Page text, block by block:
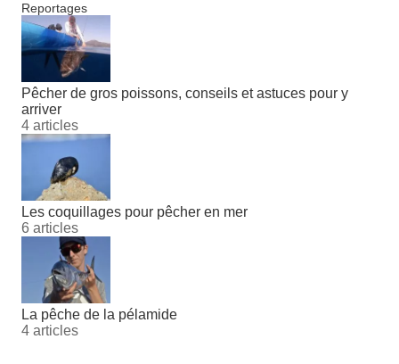
Reportages
Pêcher de gros poissons, conseils et astuces pour y
arriver
4 articles
Les coquillages pour pêcher en mer
6 articles
La pêche de la pélamide
4 articles